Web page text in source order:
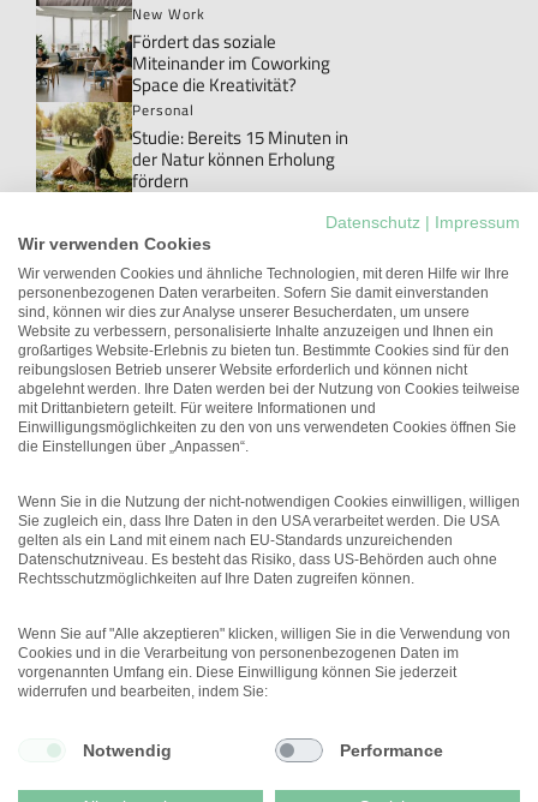
New Work
Fördert das soziale
Miteinander im Coworking
Space die Kreativität?
Personal
Studie: Bereits 15 Minuten in
der Natur können Erholung
fördern
Danke!: Das Wort, das im Job
meistens ungesagt bleibt
New Work
Studie: Workations können die
Arbeitgeberattraktivität
erhöhen
Führung
Unterschätztes Potenzial:
Führungskräfte mit
Einschränkungen
Menü
© 2026 DEUTSCHER
Datenschutz
Impressum
Wir verwenden Cookies
Wir verwenden Cookies und ähnliche Technologien, mit deren Hilfe wir Ihre
personenbezogenen Daten verarbeiten. Sofern Sie damit einverstanden
sind, können wir dies zur Analyse unserer Besucherdaten, um unsere
Website zu verbessern, personalisierte Inhalte anzuzeigen und Ihnen ein
großartiges Website-Erlebnis zu bieten tun. Bestimmte Cookies sind für den
reibungslosen Betrieb unserer Website erforderlich und können nicht
abgelehnt werden. Ihre Daten werden bei der Nutzung von Cookies teilweise
mit Drittanbietern geteilt. Für weitere Informationen und
Einwilligungsmöglichkeiten zu den von uns verwendeten Cookies öffnen Sie
die Einstellungen über „Anpassen“.
Wenn Sie in die Nutzung der nicht-notwendigen Cookies einwilligen, willigen
Sie zugleich ein, dass Ihre Daten in den USA verarbeitet werden. Die USA
gelten als ein Land mit einem nach EU-Standards unzureichenden
Datenschutzniveau. Es besteht das Risiko, dass US-Behörden auch ohne
Rechtsschutzmöglichkeiten auf Ihre Daten zugreifen können.
Wenn Sie auf "Alle akzeptieren" klicken, willigen Sie in die Verwendung von
Cookies und in die Verarbeitung von personenbezogenen Daten im
vorgenannten Umfang ein. Diese Einwilligung können Sie jederzeit
widerrufen und bearbeiten, indem Sie:
Notwendig Performance